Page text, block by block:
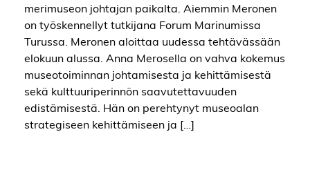
merimuseon johtajan paikalta. Aiemmin Meronen
on työskennellyt tutkijana Forum Marinumissa
Turussa. Meronen aloittaa uudessa tehtävässään
elokuun alussa. Anna Merosella on vahva kokemus
museotoiminnan johtamisesta ja kehittämisestä
sekä kulttuuriperinnön saavutettavuuden
edistämisestä. Hän on perehtynyt museoalan
strategiseen kehittämiseen ja […]